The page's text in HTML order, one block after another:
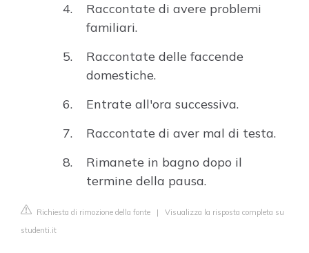
Raccontate di avere problemi
familiari.
Raccontate delle faccende
domestiche.
Entrate all'ora successiva.
Raccontate di aver mal di testa.
Rimanete in bagno dopo il
termine della pausa.
Richiesta di rimozione della fonte | Visualizza la risposta completa su
studenti.it